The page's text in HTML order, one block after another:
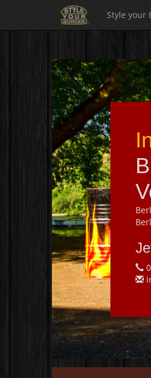
Style your